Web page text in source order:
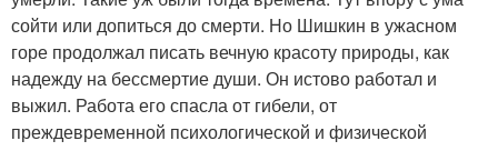
сойти или допиться до смерти. Но Шишкин в ужасном
горе продолжал писать вечную красоту природы, как
надежду на бессмертие души. Он истово работал и
выжил. Работа его спасла от гибели, от
преждевременной психологической и физической